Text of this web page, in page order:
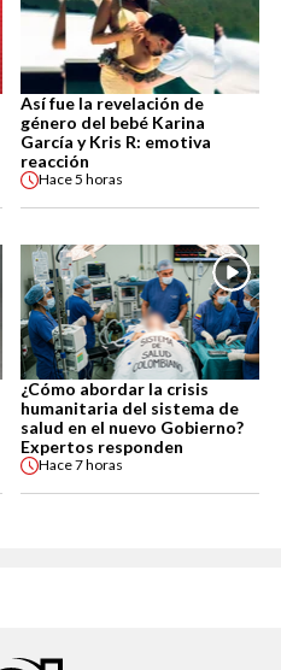
Así fue la revelación de
género del bebé Karina
García y Kris R: emotiva
reacción
Hace5 horas
¿Cómo abordar la crisis
humanitaria del sistema de
salud en el nuevo Gobierno?
Expertos responden
Hace7 horas